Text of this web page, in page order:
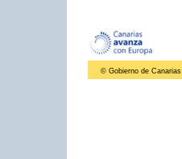
© Gobierno de Canarias